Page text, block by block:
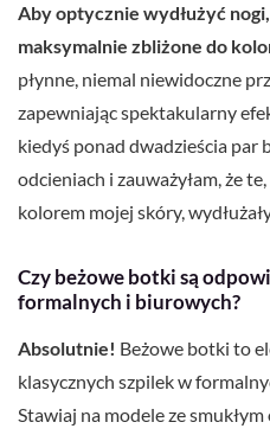
Aby optycznie wydłużyć
maksymalnie zbliżone do
płynne, niemal niewidoczne
zapewniając spektakularny
kiedyś ponad dwadzieścia par
odcieniach i zauważyłam, że
kolorem mojej skóry,
Czy beżowe botki są
formalnych i biurowych?
Absolutnie! Beżowe botki to
klasycznych szpilek w
Stawiaj na modele ze